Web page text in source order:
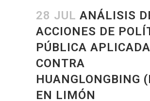
28 JUL ANÁLISIS
ACCIONES DE
PÚBLICA APLICADA
CONTRA
HUANGLONGBING
EN LIMÓN